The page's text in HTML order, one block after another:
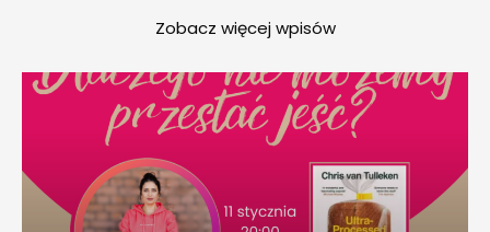
Zobacz więcej wpisów